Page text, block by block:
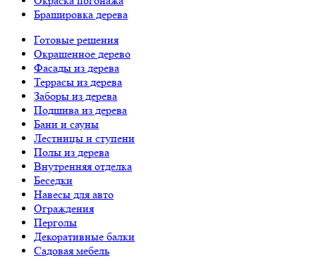
Брашировка дерева
Готовые решения
Окрашенное дерево
Фасады из дерева
Террасы из дерева
Заборы из дерева
Подшива из дерева
Бани и сауны
Лестницы и ступени
Полы из дерева
Внутренняя отделка
Беседки
Навесы для авто
Ограждения
Перголы
Декоративные балки
Садовая мебель